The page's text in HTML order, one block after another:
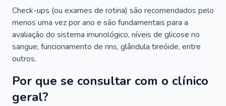
Check-ups (ou exames de rotina) são recomendados pelo
menos uma vez por ano e são fundamentais para a
avaliação do sistema imunológico, níveis de glicose no
sangue, funcionamento de rins, glândula tireóide, entre
outros.
Por que se consultar com o clínico
geral?